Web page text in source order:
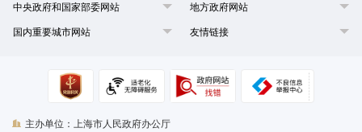
中央政府和国家部委网站 地方政府网站
国内重要城市网站 友情链接
主办单位：上海市人民政府办公厅